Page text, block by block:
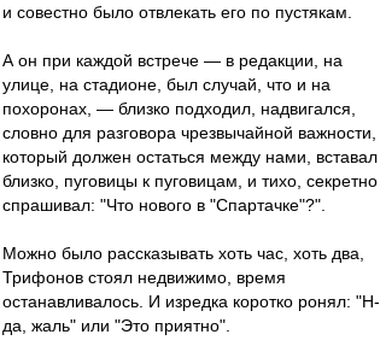
и совестно было отвлекать его по пустякам.
А он при каждой встрече — в редакции, на
улице, на стадионе, был случай, что и на
похоронах, — близко подходил, надвигался,
словно для разговора чрезвычайной важности,
который должен остаться между нами, вставал
близко, пуговицы к пуговицам, и тихо, секретно
спрашивал: "Что нового в "Спартачке"?".
Можно было рассказывать хоть час, хоть два,
Трифонов стоял недвижимо, время
останавливалось. И изредка коротко ронял: "Н-
да, жаль" или "Это приятно".